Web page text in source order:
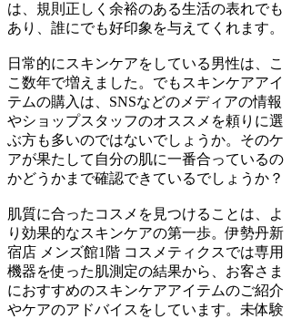
は、規則正しく余裕のある生活の表れでも
あり、誰にでも好印象を与えてくれます。
日常的にスキンケアをしている男性は、こ
こ数年で増えました。でもスキンケアアイ
テムの購入は、SNSなどのメディアの情報
やショップスタッフのオススメを頼りに選
ぶ方も多いのではないでしょうか。そのケ
アが果たして自分の肌に一番合っているの
かどうかまで確認できているでしょうか？
肌質に合ったコスメを見つけることは、よ
り効果的なスキンケアの第一歩。伊勢丹新
宿店 メンズ館1階 コスメティクスでは専用
機器を使った肌測定の結果から、お客さま
におすすめのスキンケアアイテムのご紹介
やケアのアドバイスをしています。未体験